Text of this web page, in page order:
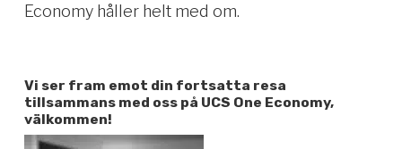
Economy håller helt med om.
Vi ser fram emot din fortsatta resa
tillsammans med oss på UCS One Economy,
välkommen!